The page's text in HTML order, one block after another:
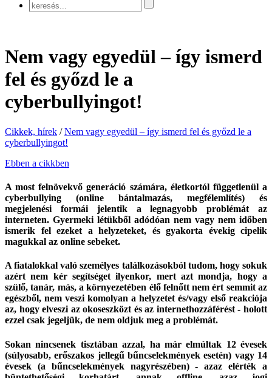
Nem vagy egyedül – így ismerd
fel és győzd le a
cyberbullyingot!
Cikkek, hírek /Nem vagy egyedül – így ismerd fel és győzd le a
cyberbullyingot!
Ebben a cikkben
A most felnövekvő generáció számára, életkortól függetlenül a
cyberbullying (online bántalmazás, megfélemlítés) és
megjelenési formái jelentik a legnagyobb problémát az
interneten. Gyermeki létükből adódóan nem vagy nem időben
ismerik fel ezeket a helyzeteket, és gyakorta évekig cipelik
magukkal az online sebeket.
A fiatalokkal való személyes találkozásokból tudom, hogy sokuk
azért nem kér segítséget ilyenkor, mert azt mondja, hogy a
szülő, tanár, más, a környezetében élő felnőtt nem ért semmit az
egészből, nem veszi komolyan a helyzetet és/vagy első reakciója
az, hogy elveszi az okoseszközt és az internethozzáférést - holott
ezzel csak jegeljük, de nem oldjuk meg a problémát.
Sokan nincsenek tisztában azzal, ha már elmúltak 12 évesek
(súlyosabb, erőszakos jellegű bűncselekmények esetén) vagy 14
évesek (a bűncselekmények nagyrészében) - azaz elérték a